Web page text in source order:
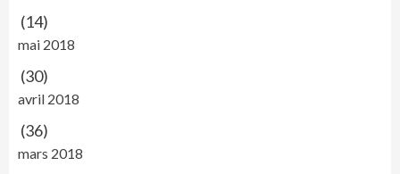
(14)
mai 2018
(30)
avril 2018
(36)
mars 2018